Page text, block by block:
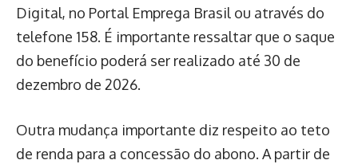
Digital, no Portal Emprega Brasil ou através do
telefone 158. É importante ressaltar que o saque
do benefício poderá ser realizado até 30 de
dezembro de 2026.
Outra mudança importante diz respeito ao teto
de renda para a concessão do abono. A partir de